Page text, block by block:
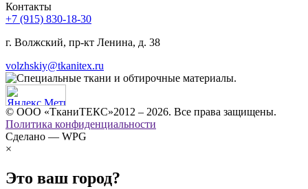
Контакты
+7 (915) 830-18-30
г. Волжский, пр-кт Ленина, д. 38
volzhskiy@tkanitex.ru
© ООО «ТканиТЕКС»2012 – 2026. Все права защищены.
Политика конфиденциальности
Сделано — WPG
×
Это ваш город?